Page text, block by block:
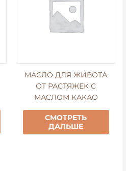
МАСЛО ДЛЯ ЖИВОТА
ОТ РАСТЯЖЕК С
МАСЛОМ КАКАО
СМОТРЕТЬ
ДАЛЬШЕ